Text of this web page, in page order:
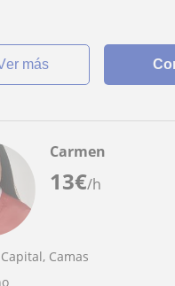
ver más
13€/h
Carmen
Camas